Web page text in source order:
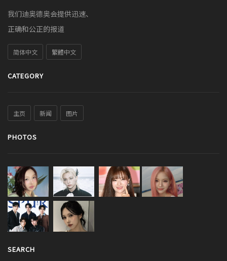
我们迪奥德奥会提供迅速、
正确和公正的报道
简体中文 繁體中文
CATEGORY
主页 新闻 图片
PHOTOS
SEARCH